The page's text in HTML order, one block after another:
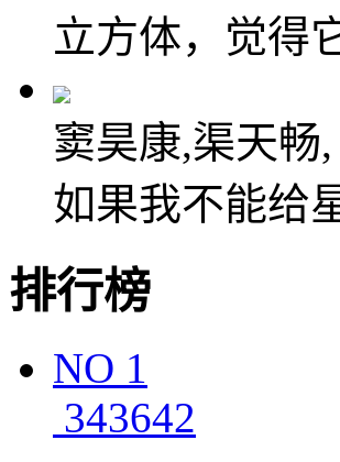
立方体，觉得
窦昊康,渠天畅,
如果我不能给
排行榜
NO 1
343642